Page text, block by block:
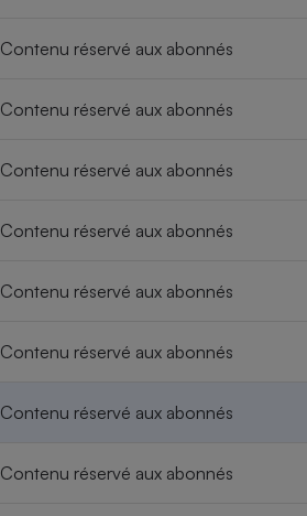
Contenu réservé aux abonnés
Contenu réservé aux abonnés
Contenu réservé aux abonnés
Contenu réservé aux abonnés
Contenu réservé aux abonnés
Contenu réservé aux abonnés
Contenu réservé aux abonnés
Contenu réservé aux abonnés